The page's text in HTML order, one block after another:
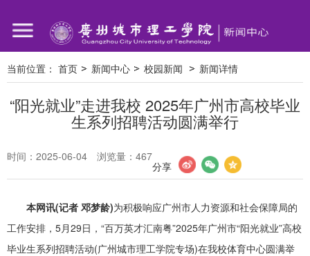
当前位置： 首页 新闻中心 校园新闻 新闻详情
“阳光就业”走进我校 2025年广州市高校毕业
生系列招聘活动圆满举行
时间：2025-06-04 浏览量： 467
分享
本网讯(记者 邓梦龄)为积极响应广州市人力资源和社会保障局的
工作安排，5月29日，“百万英才汇南粤”2025年广州市“阳光就业”高校
毕业生系列招聘活动(广州城市理工学院专场)在我校体育中心圆满举